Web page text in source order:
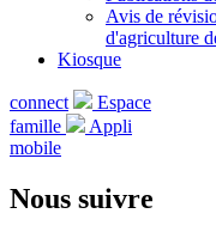
Avis de
d'agriculture
Kiosque
connect
Espace
famille
Appli
mobile
Nous suivre